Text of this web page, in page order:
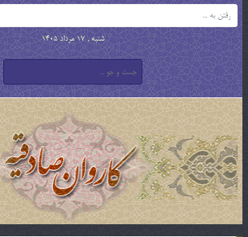
شنبه , 17 مرداد 1405